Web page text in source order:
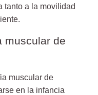
tanto a la movilidad
muscular de
muscular de
en la infancia